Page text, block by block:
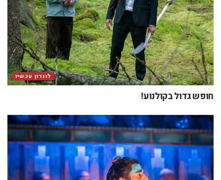
לונדון עכשיו
חופש גדול בקולנוע!